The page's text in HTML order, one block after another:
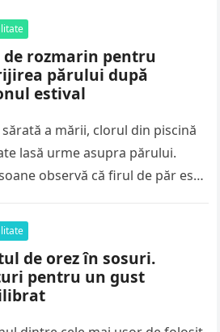
de rozmarin pentru
părului după
estival
a mării, clorul din piscină
lasă urme asupra părului.
observă că firul de păr este
de orez în sosuri.
pentru un gust